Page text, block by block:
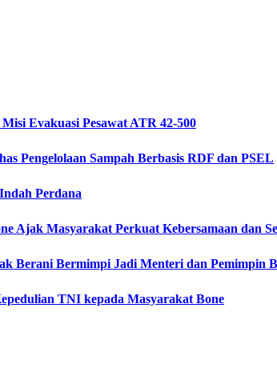
Evakuasi Pesawat ATR 42-500
Pengelolaan Sampah Berbasis RDF dan PSEL
Perdana
Ajak Masyarakat Perkuat Kebersamaan dan
Berani Bermimpi Jadi Menteri dan Pemimpin
TNI kepada Masyarakat Bone